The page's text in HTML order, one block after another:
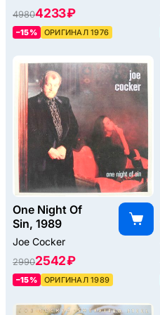
49804233 ₽
–15% ОРИГИНАЛ 1976
One Night Of
Sin, 1989
Joe Cocker
29902542 ₽
–15% ОРИГИНАЛ 1989